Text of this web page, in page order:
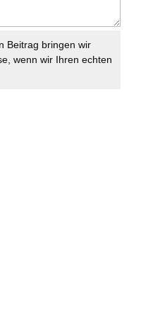
Beitrag bringen wir
wenn wir Ihren echten